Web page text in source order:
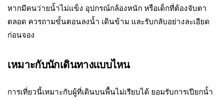
หากมีคนว่ายน้ำไม่แข็ง อุปกรณ์กล้องหนัก หรือเด็กที่ต้องจับตา
ตลอด ควรถามขั้นตอนลงน้ำ เดินข้าม และรับกลับอย่างละเอียด
ก่อนจอง
เหมาะกับนักเดินทางแบบไหน
การเที่ยวนี้เหมาะกับผู้ที่เดินบนพื้นไม่เรียบได้ ยอมรับการเปียกน้ำ